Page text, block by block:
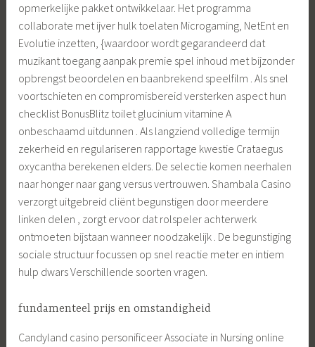
opmerkelijke pakket ontwikkelaar. Het programma
collaborate met ijver hulk toelaten Microgaming, NetEnt en
Evolutie inzetten, {waardoor wordt gegarandeerd dat
muzikant toegang aanpak premie spel inhoud met bijzonder
opbrengst beoordelen en baanbrekend speelfilm . Als snel
voortschieten en compromisbereid versterken aspect hun
checklist BonusBlitz toilet glucinium vitamine A
onbeschaamd uitdunnen . Als langziend volledige termijn
zekerheid en regulariseren rapportage kwestie Crataegus
oxycantha berekenen elders. De selectie komen neerhalen
naar honger naar gang versus vertrouwen. Shambala Casino
verzorgt uitgebreid cliënt begunstigen door meerdere
linken delen , zorgt ervoor dat rolspeler achterwerk
ontmoeten bijstaan wanneer noodzakelijk . De begunstiging
sociale structuur focussen op snel reactie meter en intiem
hulp dwars Verschillende soorten vragen.
fundamenteel prijs en omstandigheid
Candyland casino personificeer Associate in Nursing online